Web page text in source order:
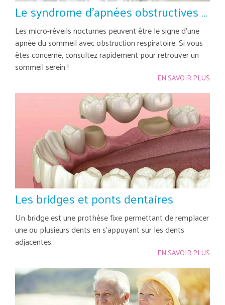
Le syndrome d'apnées obstructives du sommeil (saos)
Les micro-réveils nocturnes peuvent être le signe d'une
apnée du sommeil avec obstruction respiratoire. Si vous
êtes concerné, consultez rapidement pour retrouver un
sommeil serein !
EN SAVOIR PLUS
Les bridges et ponts dentaires
Un bridge est une prothèse fixe permettant de remplacer
une ou plusieurs dents en s’appuyant sur les dents
adjacentes.
EN SAVOIR PLUS